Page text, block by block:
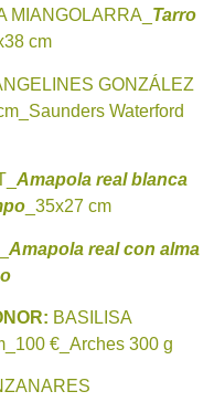
MIANGOLARRA_ Tarro
cm
GONZÁLEZ
Waterford
Amapola real blanca
_35x27 cm
Amapola real con alma
BASILISA
€_Arches 300 g